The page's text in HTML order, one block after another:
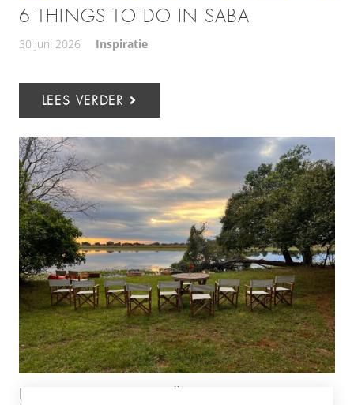
6 THINGS TO DO IN SABA
30 juni 2026 Inspiratie
LEES VERDER
UNTAMED BRAZILIË